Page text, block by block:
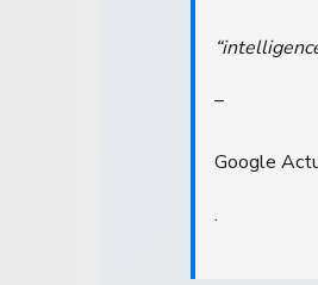
–
Google
.